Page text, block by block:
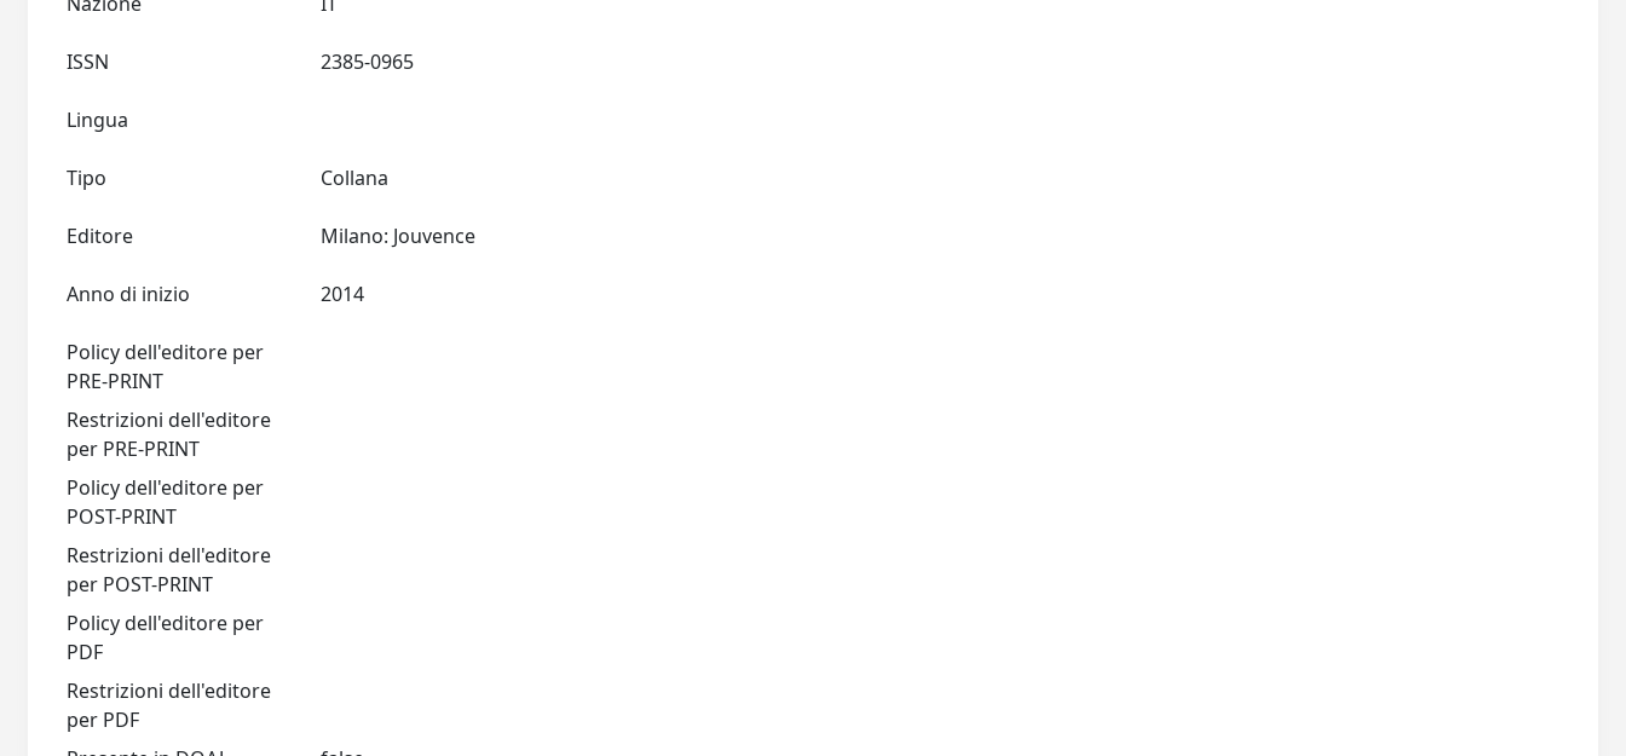
ISSN
Lingua
Tipo Collana
Editore
Anno di inizio
Policy dell'editore per
PRE-PRINT
Restrizioni dell'editore
per PRE-PRINT
Policy dell'editore per
POST-PRINT
Restrizioni dell'editore
per POST-PRINT
Policy dell'editore per
PDF
Restrizioni dell'editore
per PDF